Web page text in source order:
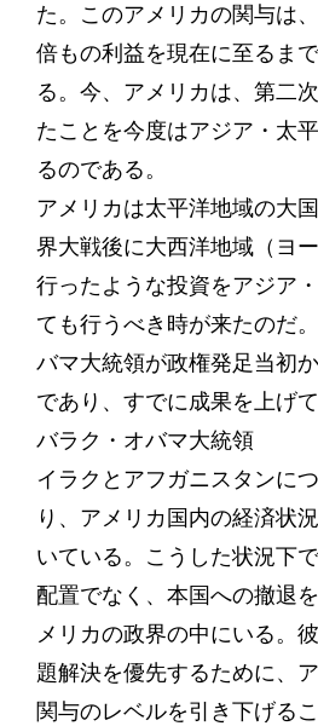
た。このアメリカの関与は
倍もの利益を現在に至るま
る。今、アメリカは、第二
たことを今度はアジア・太
るのである。
アメリカは太平洋地域の大
界大戦後に大西洋地域（ヨ
行ったような投資をアジア
ても行うべき時が来たのだ
バマ大統領が政権発足当初
であり、すでに成果を上げて
バラク・オバマ大統領
イラクとアフガニスタンに
り、アメリカ国内の経済状
いている。こうした状況下
配置でなく、本国への撤退
メリカの政界の中にいる。
題解決を優先するために、
関与のレベルを引き下げる